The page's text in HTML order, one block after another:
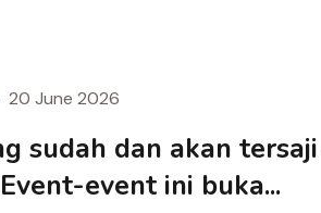
20 June 2026
sudah dan akan
event ini buka...